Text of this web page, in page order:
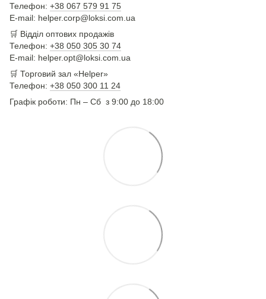
Телефон: +38 067 579 91 75
E-mail: helper.corp@loksi.com.ua
🛒 Відділ оптових продажів
Телефон: +38 050 305 30 74
E-mail: helper.opt@loksi.com.ua
🛒 Торговий зал «Helper»
Телефон: +38 050 300 11 24
Графік роботи: Пн – Сб з 9:00 до 18:00